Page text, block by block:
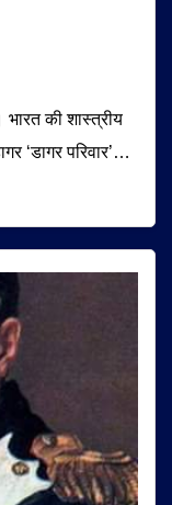
की शास्त्रीय
‘डागर परिवार’…